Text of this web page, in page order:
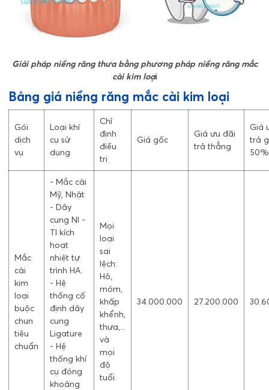
Giải pháp niềng răng thưa bằng phương pháp niềng răng mắc
cài kim loại
Bảng giá niềng răng mắc cài kim loại
Gói
dịch
vụ
Loại khí
cụ sử
dụng
Chỉ
định
điều
trị
Giá gốc
Giá ưu đãi
trả thẳng
Giá
trả
50%
Mắc
cài
kim
loại
buộc
chun
tiêu
chuẩn
- Mắc cài
Mỹ, Nhật
- Dây
cung NI -
TI kích
hoạt
nhiệt tự
trình HA.
- Hệ
thống cố
định dây
cung
Ligature
- Hệ
thống khí
cụ đóng
khoảng
Mọi
loại
sai
lệch:
Hô,
móm,
khấp
khểnh,
thưa,...
và
mọi
độ
tuổi.
34.000.000 27.200.000